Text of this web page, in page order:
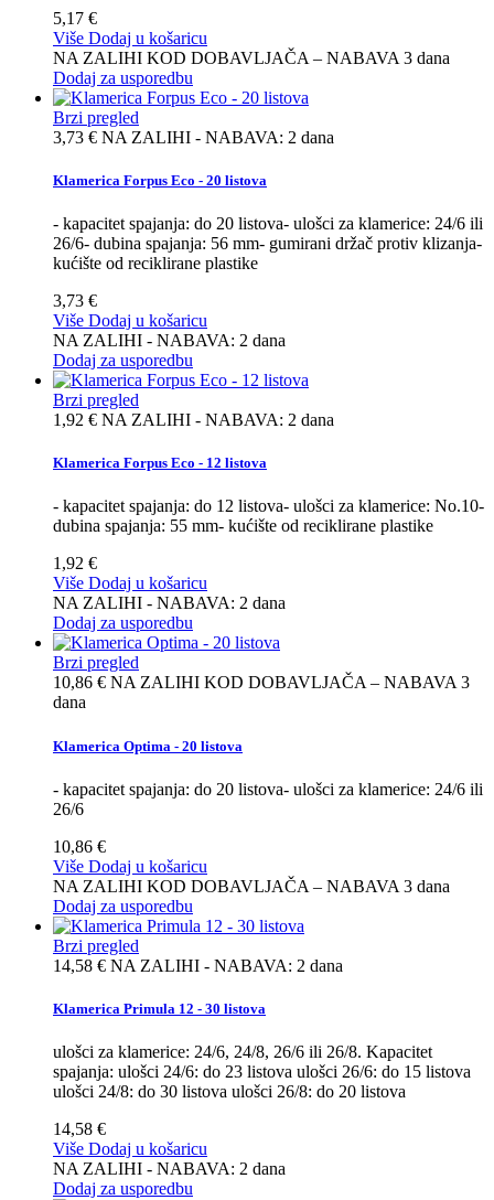
5,17 €
Više Dodaj u košaricu
NA ZALIHI KOD DOBAVLJAČA – NABAVA 3 dana
Dodaj za usporedbu
Brzi pregled
3,73 € NA ZALIHI - NABAVA: 2 dana
Klamerica Forpus Eco - 20 listova
- kapacitet spajanja: do 20 listova- ulošci za klamerice: 24/6 ili
26/6- dubina spajanja: 56 mm- gumirani držač protiv klizanja-
kućište od reciklirane plastike
3,73 €
Više Dodaj u košaricu
NA ZALIHI - NABAVA: 2 dana
Dodaj za usporedbu
Brzi pregled
1,92 € NA ZALIHI - NABAVA: 2 dana
Klamerica Forpus Eco - 12 listova
- kapacitet spajanja: do 12 listova- ulošci za klamerice: No.10-
dubina spajanja: 55 mm- kućište od reciklirane plastike
1,92 €
Više Dodaj u košaricu
NA ZALIHI - NABAVA: 2 dana
Dodaj za usporedbu
Brzi pregled
10,86 € NA ZALIHI KOD DOBAVLJAČA – NABAVA 3
dana
Klamerica Optima - 20 listova
- kapacitet spajanja: do 20 listova- ulošci za klamerice: 24/6 ili
26/6
10,86 €
Više Dodaj u košaricu
NA ZALIHI KOD DOBAVLJAČA – NABAVA 3 dana
Dodaj za usporedbu
Brzi pregled
14,58 € NA ZALIHI - NABAVA: 2 dana
Klamerica Primula 12 - 30 listova
ulošci za klamerice: 24/6, 24/8, 26/6 ili 26/8. Kapacitet
spajanja: ulošci 24/6: do 23 listova ulošci 26/6: do 15 listova
ulošci 24/8: do 30 listova ulošci 26/8: do 20 listova
14,58 €
Više Dodaj u košaricu
NA ZALIHI - NABAVA: 2 dana
Dodaj za usporedbu